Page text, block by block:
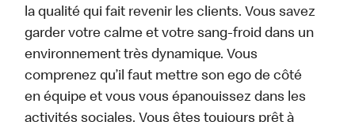
la qualité qui fait revenir les clients. Vous savez
garder votre calme et votre sang-froid dans un
environnement très dynamique. Vous
comprenez qu’il faut mettre son ego de côté
en équipe et vous vous épanouissez dans les
activités sociales. Vous êtes toujours prêt à